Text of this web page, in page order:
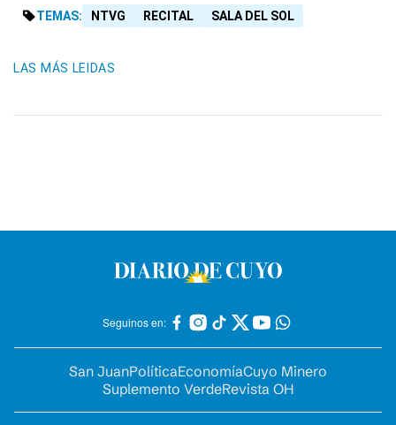
TEMAS: NTVG RECITAL SALA DEL SOL
LAS MÁS LEIDAS
Seguinos en:
San JuanPolíticaEconomíaCuyo Minero
Suplemento VerdeRevista OH